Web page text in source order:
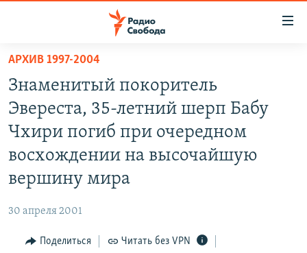
упрощенного
доступа
Вернуться
основному
содержанию
главной
навигации
Вернутся
АВТОРСКИЕ ПРОЕКТЫ
МНЕНИЯ
IDEL.РЕАЛИИ
КАВКАЗ.РЕАЛИИ
АРХИВ 1997-2004
Знаменитый покоритель
Эвереста, 35-летний шерп Бабу
Чхири погиб при очередном
восхождении на высочайшую
вершину мира
30 апреля 2001
Поделиться Читать без VPN